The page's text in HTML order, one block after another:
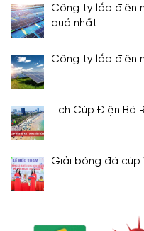
Công ty lắp điện
quả nhất
Công ty lắp điện
Lịch Cúp Điện Bà
Giải bóng đá cúp